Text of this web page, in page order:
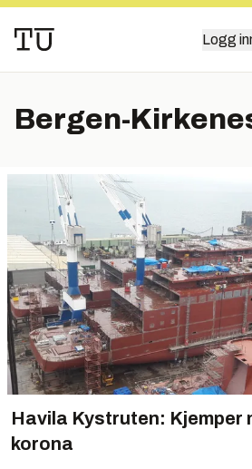
Logg
Bergen-
Havila Kystruten: Kjemper
korona